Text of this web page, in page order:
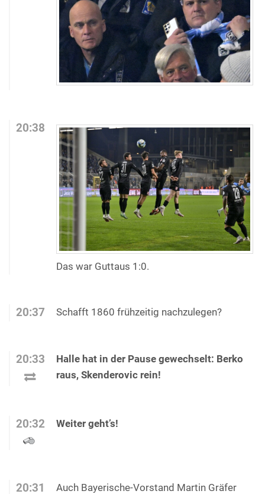
20:38
Das war Guttaus 1:0.
20:37 Schafft 1860 frühzeitig nachzulegen?
20:33
Halle hat in der Pause gewechselt: Berko
raus, Skenderovic rein!
20:32 Weiter geht’s!
20:31 Auch Bayerische-Vorstand Martin Gräfer